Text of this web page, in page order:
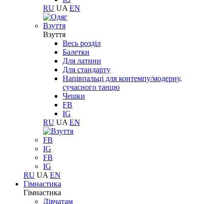
RU UA EN
Взуття
Взуття
Весь розділ
Балетки
Для латини
Для стандарту
Напівпальці для контемпу/модерну,
сучасного танцю
Чешки
FB
IG
RU UA EN
FB
IG
FB
IG
RU UA EN
Гімнастика
Гімнастика
Дівчатам